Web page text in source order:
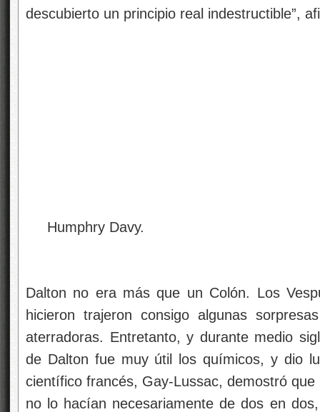
descubierto un principio real indestructible”,
Humphry Davy.
Dalton no era más que un Colón. Los
hicieron trajeron consigo algunas
aterradoras. Entretanto, y durante medio
de Dalton fue muy útil
los químicos, y dio
científico francés, Gay-Lussac, demostró
no lo hacían necesariamente de dos en